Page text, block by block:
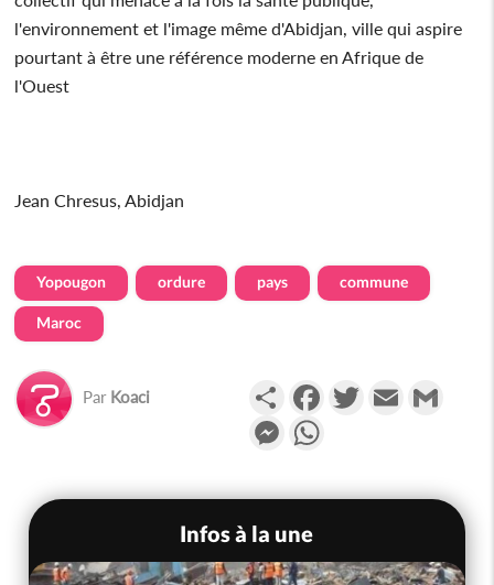
l'environnement et l'image même d'Abidjan, ville qui aspire
pourtant à être une référence moderne en Afrique de
l'Ouest
Jean Chresus, Abidjan
Yopougon ordure pays commune
Maroc
Par Koaci PartagerFacebookTwitterEmail
Messenger
Infos à la une